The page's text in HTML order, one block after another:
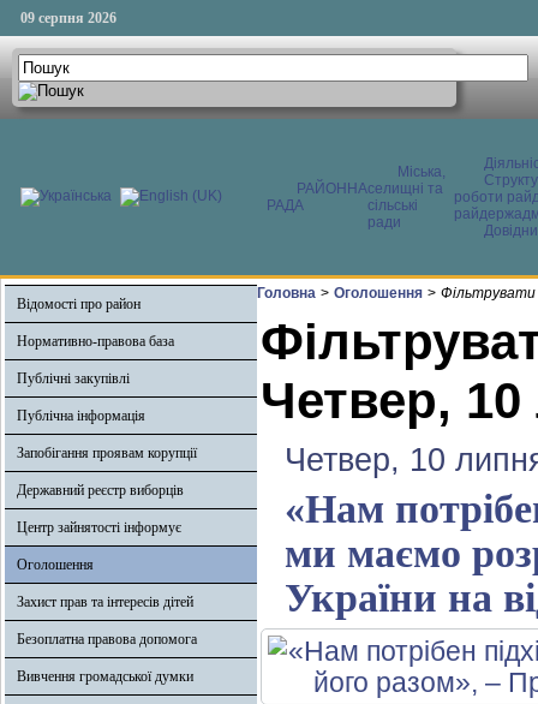
09 серпня 2026
РАЙОННА
РАДА
Міська,
селищні та
сільські
ради
роботи
Відомості про район
Нормативно-правова база
Публічні закупівлі
Публічна інформація
Запобігання проявам корупції
Державний реєстр виборців
Центр зайнятості інформує
Оголошення
Захист прав та інтересів дітей
Безоплатна правова допомога
Вивчення громадської думки
Головна > Оголошення >
Четвер,
Четвер, 10
«Нам
ми маємо
України на